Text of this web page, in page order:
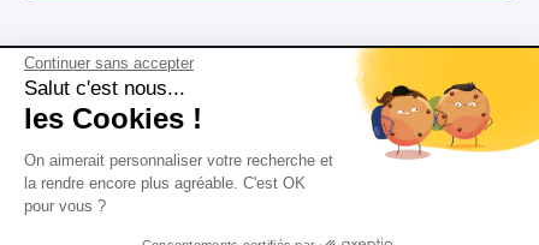
Continuer sans accepter
Salut c'est nous...
les Cookies !
On aimerait personnaliser votre recherche et
la rendre encore plus agréable. C'est OK
pour vous ?
Plan de site
Mentions légales
Conditions Générales d’Utilisation